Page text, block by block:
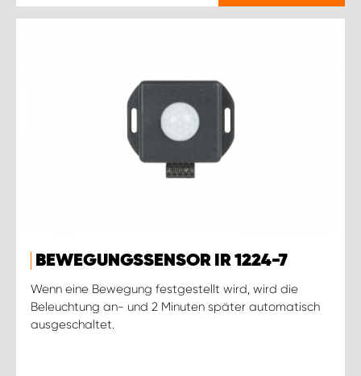
BEWEGUNGSSENSOR IR 1224-7
Wenn eine Bewegung festgestellt wird, wird die
Beleuchtung an- und 2 Minuten später automatisch
ausgeschaltet.